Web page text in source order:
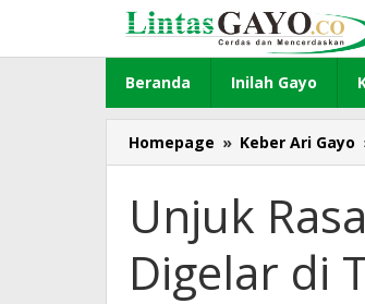
konten
Beranda Inilah Gayo
Homepage » Keber Ari Gayo
Unjuk
Digelar di